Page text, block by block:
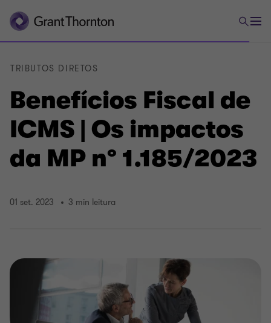
Benefícios Fiscal de
ICMS | Os impactos
da MP nº 1.185/2023
TRIBUTOS DIRETOS
01 set. 2023 3 min leitura